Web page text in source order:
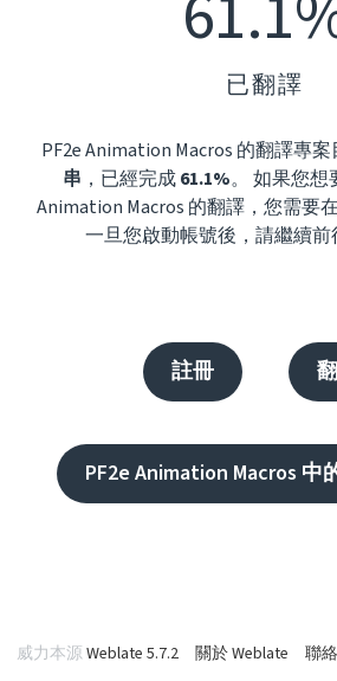
已翻譯
PF2e Animation Macros 的翻譯專
串 ，已經完成61.1%。 如果您想
Animation Macros 的翻譯，您需要
一旦您啟動帳號後，請繼續前
註冊
PF2e Animation Macros 中
威力本源Weblate 5.7.2 關於 Weblate 聯絡